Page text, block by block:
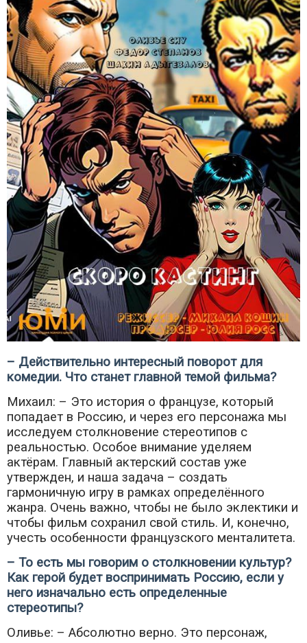
– Действительно интересный поворот для
комедии. Что станет главной темой фильма?
Михаил: – Это история о французе, который
попадает в Россию, и через его персонажа мы
исследуем столкновение стереотипов с
реальностью. Особое внимание уделяем
актёрам. Главный актерский состав уже
утвержден, и наша задача – создать
гармоничную игру в рамках определённого
жанра. Очень важно, чтобы не было эклектики и
чтобы фильм сохранил свой стиль. И, конечно,
учесть особенности французского менталитета.
– То есть мы говорим о столкновении культур?
Как герой будет воспринимать Россию, если у
него изначально есть определенные
стереотипы?
Оливье: – Абсолютно верно. Это персонаж,